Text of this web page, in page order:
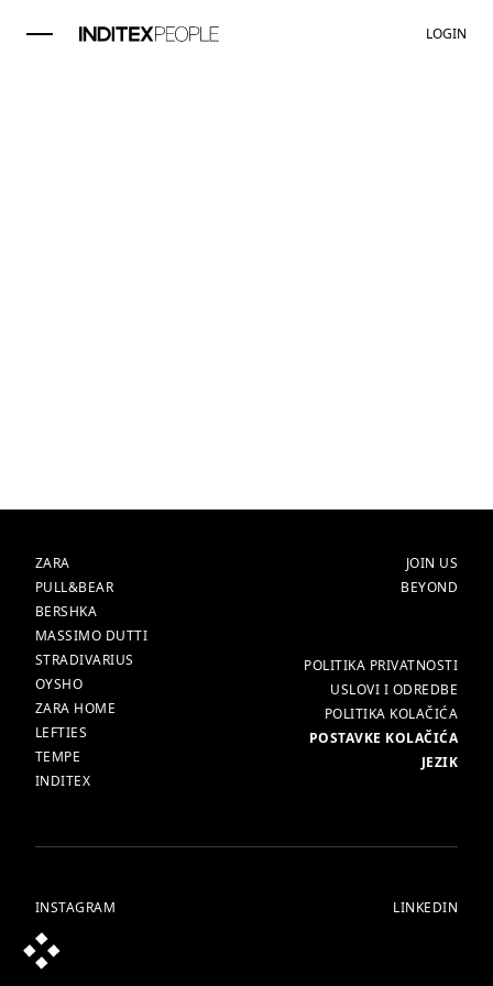
LOGIN
BRENDOVI
ZARA
PULL&BEAR
BERSHKA
MASSIMO DUTTI
STRADIVARIUS
OYSHO
ZARA HOME
LEFTIES
TEMPE
INDITEX
POČETNA
JOIN US
BEYOND
VIŠE
POLITIKA PRIVATNOSTI
USLOVI I ODREDBE
POLITIKA KOLAČIĆA
POSTAVKE KOLAČIĆA
JEZIK
INSTAGRAM LINKEDIN